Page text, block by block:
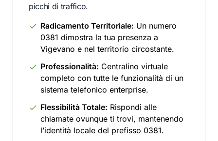
picchi di traffico.
Radicamento Territoriale: Un numero
0381 dimostra la tua presenza a
Vigevano e nel territorio circostante.
Professionalità: Centralino virtuale
completo con tutte le funzionalità di un
sistema telefonico enterprise.
Flessibilità Totale: Rispondi alle
chiamate ovunque ti trovi, mantenendo
l’identità locale del prefisso 0381.